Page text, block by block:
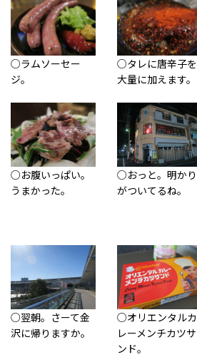
○ラムソーセー
ジ。
○タレに唐辛子を
大量に加えます。
○お腹いっぱい。
うまかった。
○おっと。明かり
がついてるね。
○翌朝。さーて金
沢に帰りますか。
○オリエンタルカ
レーメンチカツサ
ンド。